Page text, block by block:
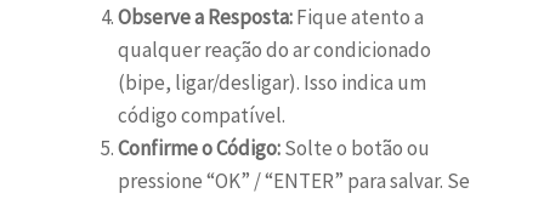
Observe a Resposta:Fique atento a
qualquer reação do ar condicionado
(bipe, ligar/desligar). Isso indica um
código compatível.
Confirme o Código:Solte o botão ou
pressione “OK” / “ENTER” para salvar. Se